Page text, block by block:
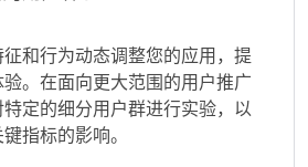
和行为动态调整您的应用，提
。在面向更大范围的用户推广
定的细分用户群进行实验，以